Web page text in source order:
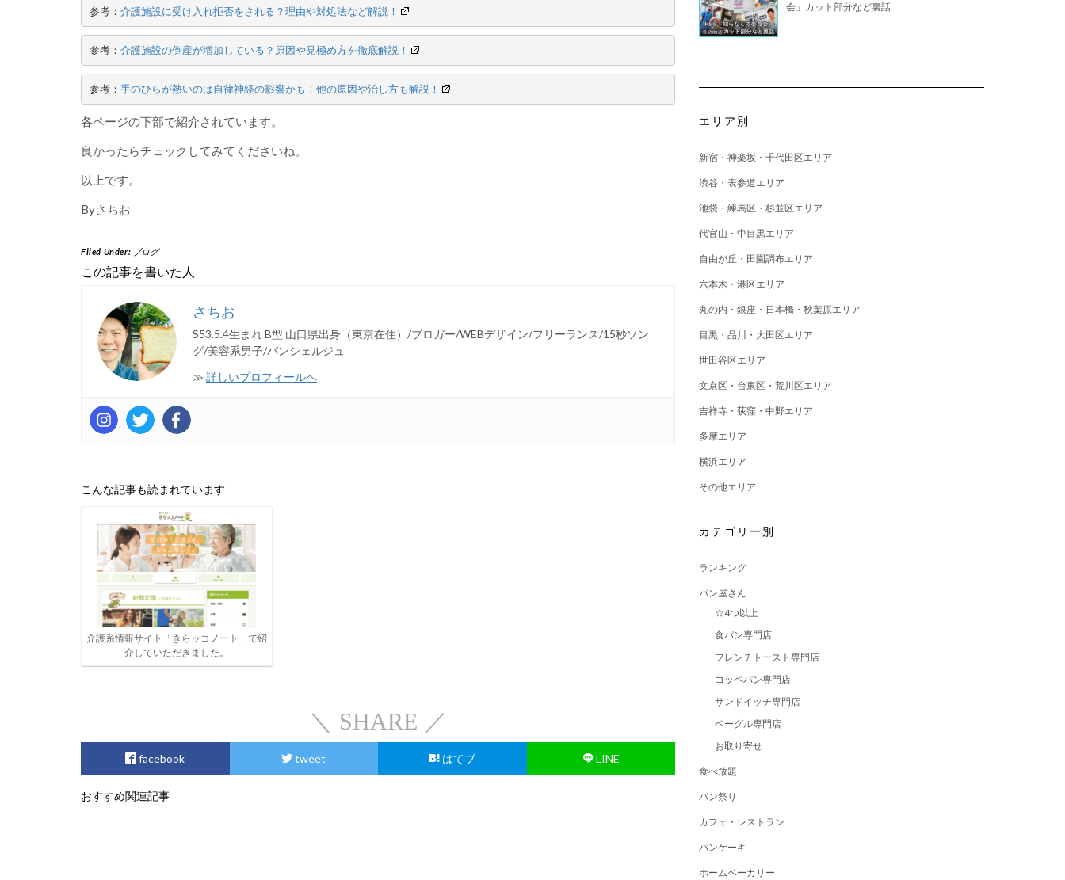
参考： 介護施設に受け入れ拒否をされる？理由や対処法など解説！
参考： 介護施設の倒産が増加している？原因や見極め方を徹底解説！
参考： 手のひらが熱いのは自律神経の影響かも！他の原因や治し方も解説！
各ページの下部で紹介されています。
良かったらチェックしてみてくださいね。
以上です。
Byさちお
Filed Under: ブログ
この記事を書いた人
さちお
S53.5.4生まれ B型 山口県出身（東京在住）/ブロガー/WEBデザイン/フリーランス/15秒ソン
グ/美容系男子/パンシェルジュ
≫ 詳しいプロフィールへ
こんな記事も読まれています
介護系情報サイト「きらッコノート」で紹
介していただきました。
＼ SHARE ／
facebook tweet はてブ LINE
おすすめ関連記事
会」カット部分など裏話
エリア別
新宿・神楽坂・千代田区エリア
渋谷・表参道エリア
池袋・練馬区・杉並区エリア
代官山・中目黒エリア
自由が丘・田園調布エリア
六本木・港区エリア
丸の内・銀座・日本橋・秋葉原エリア
目黒・品川・大田区エリア
世田谷区エリア
文京区・台東区・荒川区エリア
吉祥寺・荻窪・中野エリア
多摩エリア
横浜エリア
その他エリア
カテゴリー別
ランキング
パン屋さん
☆4つ以上
食パン専門店
フレンチトースト専門店
コッペパン専門店
サンドイッチ専門店
ベーグル専門店
お取り寄せ
食べ放題
パン祭り
カフェ・レストラン
パンケーキ
ホームベーカリー